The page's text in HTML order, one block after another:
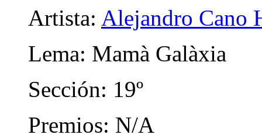
Artista: Alejandro Cano
Lema: Mamà Galàxia
Sección: 19º
Premios: N/A